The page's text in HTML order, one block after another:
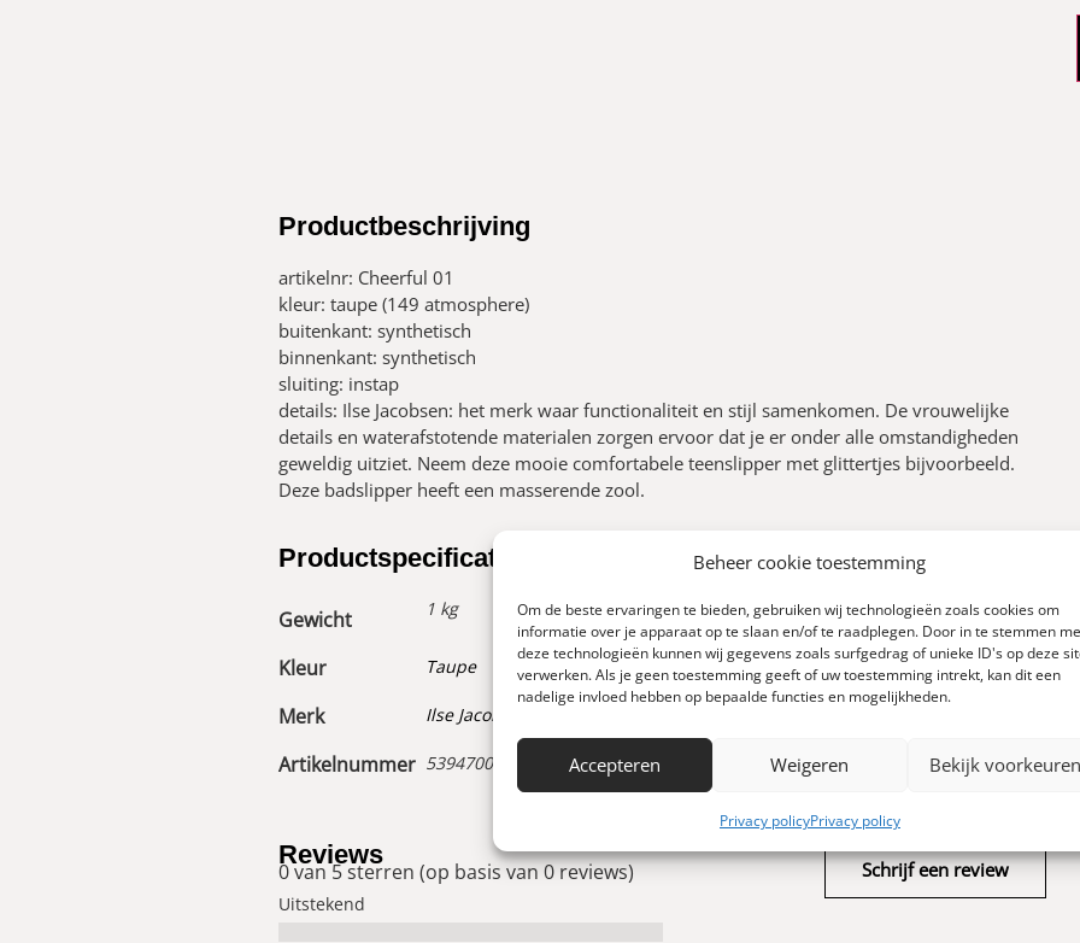
Beheer cookie toestemming
Om de beste ervaringen te bieden, gebruiken wij technologieën zoals cookies om
informatie over je apparaat op te slaan en/of te raadplegen. Door in te stemmen
deze technologieën kunnen wij gegevens zoals surfgedrag of unieke ID's op deze
verwerken. Als je geen toestemming geeft of uw toestemming intrekt, kan dit een
nadelige invloed hebben op bepaalde functies en mogelijkheden.
Accepteren Weigeren Bekijk voorkeuren
Privacy policyPrivacy policy
Productbeschrijving
artikelnr: Cheerful 01
kleur: taupe (149 atmosphere)
buitenkant: synthetisch
binnenkant: synthetisch
sluiting: instap
details: Ilse Jacobsen: het merk waar functionaliteit en stijl samenkomen. De vrouwelijke
details en waterafstotende materialen zorgen ervoor dat je er onder alle omstandigheden
geweldig uitziet. Neem deze mooie comfortabele teenslipper met glittertjes bijvoorbeeld.
Deze badslipper heeft een masserende zool.
Productspecificaties
Gewicht 1 kg
Kleur Taupe
Merk Ilse Jacobsen
Artikelnummer 539470001000
Reviews
0 van 5 sterren (op basis van 0 reviews)
Uitstekend
Schrijf een review